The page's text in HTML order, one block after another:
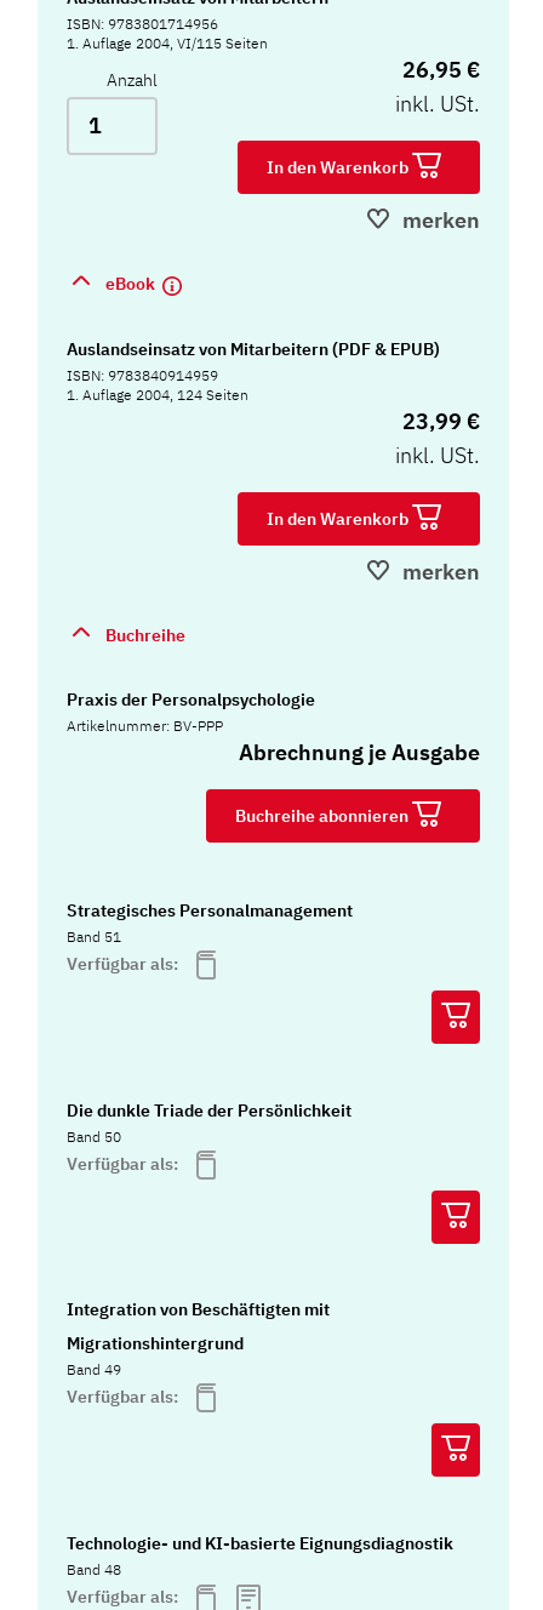
ISBN: 9783801714956
1. Auflage 2004, VI/115 Seiten
Anzahl
26,95 €
inkl. USt.
In den Warenkorb
merken
eBook
Auslandseinsatz von Mitarbeitern (PDF & EPUB)
ISBN: 9783840914959
1. Auflage 2004, 124 Seiten
23,99 €
inkl. USt.
In den Warenkorb
merken
Buchreihe
Praxis der Personalpsychologie
Artikelnummer: BV-PPP
Abrechnung je Ausgabe
Buchreihe abonnieren
Strategisches Personalmanagement
Band 51
Verfügbar als:
Die dunkle Triade der Persönlichkeit
Band 50
Verfügbar als:
Integration von Beschäftigten mit
Migrationshintergrund
Band 49
Verfügbar als:
Technologie- und KI-basierte Eignungsdiagnostik
Band 48
Verfügbar als: